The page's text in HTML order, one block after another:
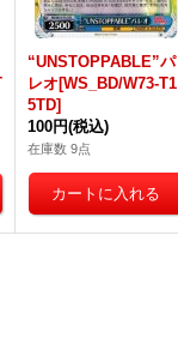
“UNSTOPPABLE”パ
レオ[WS_BD/W73-T1
5TD]
100円(税込)
在庫数 9点